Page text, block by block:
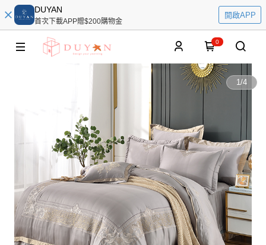
DUYAN
首次下載APP贈$200購物金
開啟APP
0
1/4